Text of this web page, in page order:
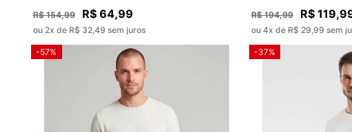
R$ 154,99 R$ 64,99
ou 2x de R$ 32,49 sem juros
R$ 194,99 R$
ou 4x de R$ 29,99 sem
-57% -37%